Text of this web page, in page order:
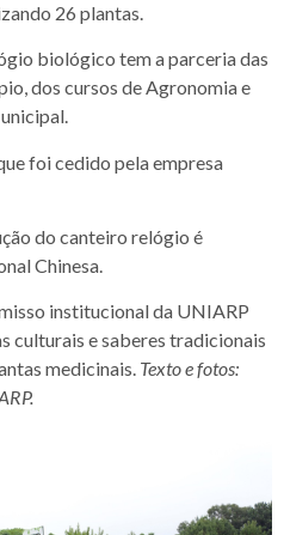
26 plantas.
biológico tem a parceria das
dos cursos de Agronomia e
foi cedido pela empresa
do canteiro relógio é
Chinesa.
institucional da UNIARP
culturais e saberes tradicionais
medicinais. Texto e fotos: